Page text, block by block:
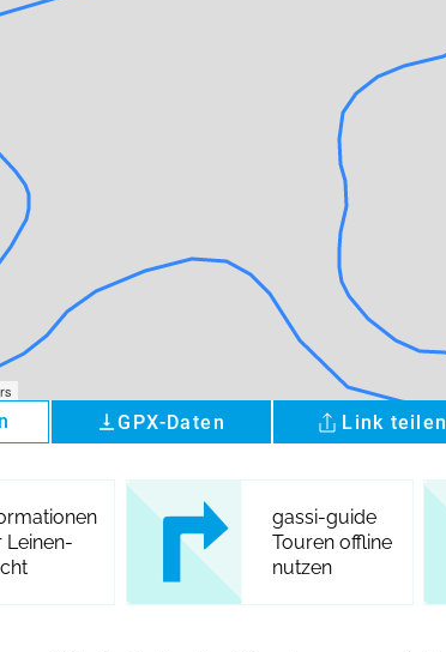
vertical_align_bottomGPX-Daten Link teilen
Leinen-
gassi-guide
Touren offline
nutzen